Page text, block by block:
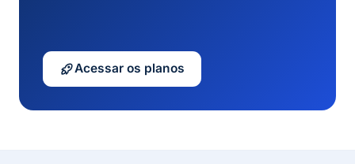
Acessar os planos